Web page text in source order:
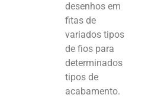
desenhos em
fitas de
variados tipos
de fios para
determinados
tipos de
acabamento.